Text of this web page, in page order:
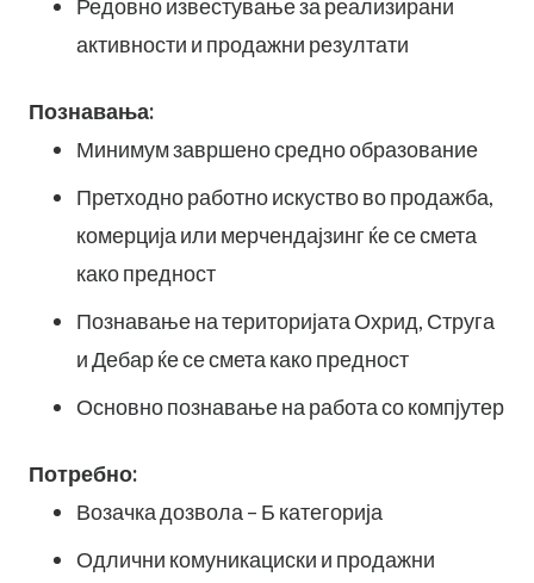
Редовно известување за реализирани
активности и продажни резултати
Познавања:
Минимум завршено средно образование
Претходно работно искуство во продажба,
комерција или мерчендајзинг ќе се смета
како предност
Познавање на територијата Охрид, Струга
и Дебар ќе се смета како предност
Основно познавање на работа со компјутер
Потребно:
Возачка дозвола – Б категорија
Одлични комуникациски и продажни